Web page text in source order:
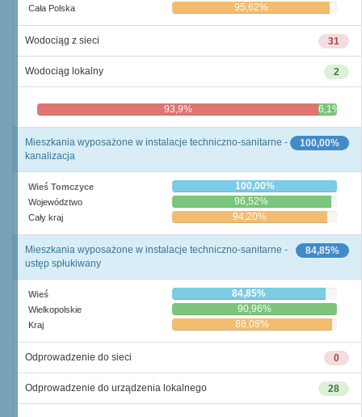
Cała Polska 95,62%
31
Wodociąg z sieci
2
Wodociąg lokalny
93,9% 6,1%
100,00%
Mieszkania wyposażone w instalacje techniczno-sanitarne -
kanalizacja
Wieś Tomczyce 100,00%
Województwo 96,52%
Cały kraj 94,20%
84,85%
Mieszkania wyposażone w instalacje techniczno-sanitarne -
ustęp spłukiwany
Wieś 84,85%
Wielkopolskie 90,96%
Kraj 88,08%
0
Odprowadzenie do sieci
28
Odprowadzenie do urządzenia lokalnego